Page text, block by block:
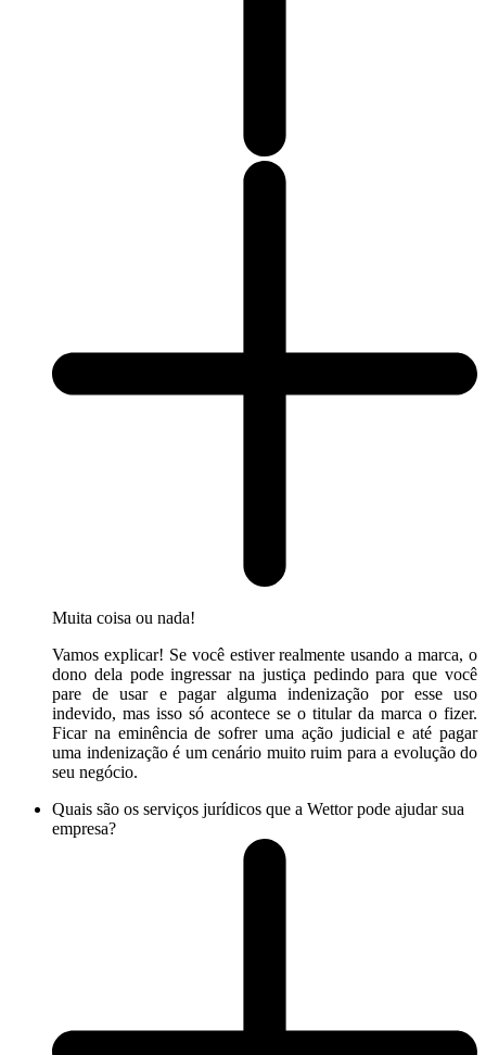
Muita coisa ou nada!
Vamos explicar! Se você estiver realmente usando a marca, o
dono dela pode ingressar na justiça pedindo para que você
pare de usar e pagar alguma indenização por esse uso
indevido, mas isso só acontece se o titular da marca o fizer.
Ficar na eminência de sofrer uma ação judicial e até pagar
uma indenização é um cenário muito ruim para a evolução do
seu negócio.
Quais são os serviços jurídicos que a Wettor pode ajudar sua
empresa?